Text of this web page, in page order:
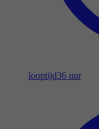
looptijd36 uur